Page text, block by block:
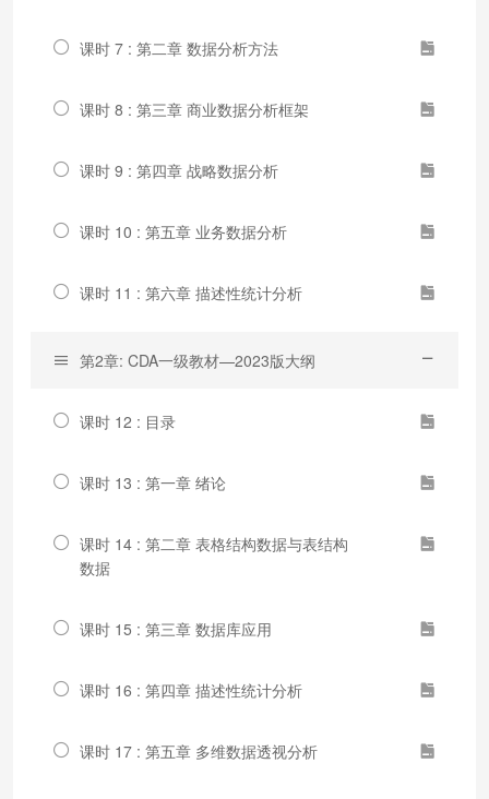
课时 7 : 第二章 数据分析方法
课时 8 : 第三章 商业数据分析框架
课时 9 : 第四章 战略数据分析
课时 10 : 第五章 业务数据分析
课时 11 : 第六章 描述性统计分析
第2章: CDA一级教材—2023版大纲
课时 12 : 目录
课时 13 : 第一章 绪论
课时 14 : 第二章 表格结构数据与表结构
数据
课时 15 : 第三章 数据库应用
课时 16 : 第四章 描述性统计分析
课时 17 : 第五章 多维数据透视分析